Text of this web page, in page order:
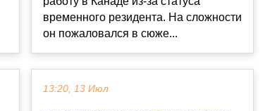
временного резидента. На сложности
он пожаловался в сюже...
13:20, 13 Июл